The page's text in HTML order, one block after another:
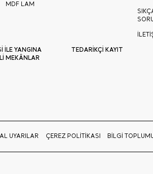
MDF LAM
İLE YANGINA
MEKÂNLAR
TEDARİKÇİ KAYIT
UYARILAR ÇEREZ POLİTİKASI BİLGİ